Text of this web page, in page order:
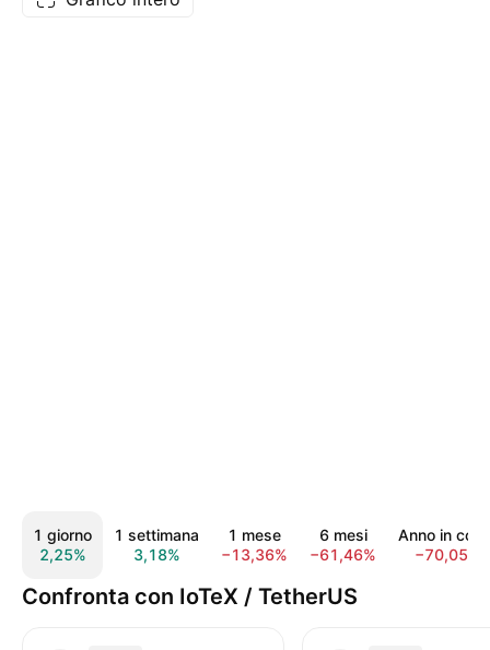
1 giorno
2,25%
1 settimana
3,18%
1 mese
−13,36%
6 mesi
−61,46%
Anno in
−70,05%
Confronta con IoTeX / TetherUS